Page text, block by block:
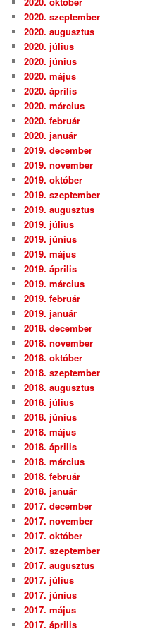
2020. szeptember
2020. augusztus
2020. július
2020. június
2020. május
2020. április
2020. március
2020. február
2020. január
2019. december
2019. november
2019. október
2019. szeptember
2019. augusztus
2019. július
2019. június
2019. május
2019. április
2019. március
2019. február
2019. január
2018. december
2018. november
2018. október
2018. szeptember
2018. augusztus
2018. július
2018. június
2018. május
2018. április
2018. március
2018. február
2018. január
2017. december
2017. november
2017. október
2017. szeptember
2017. augusztus
2017. július
2017. június
2017. május
2017. április